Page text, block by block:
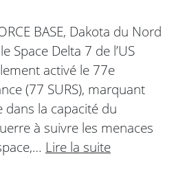
BASE, Dakota du Nord
Delta 7 de l’US
activé le 77e
(77 SURS), marquant
dans la capacité du
à suivre les menaces
Lire la suite